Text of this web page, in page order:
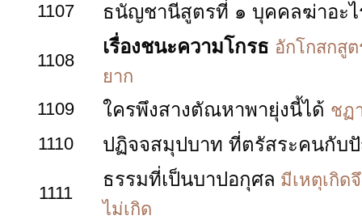
1107
ธนัญชานีสูตรที่ ๑ บุคคลฆ่าอะไ
1108
เรื่องชนะความโกรธ อักโกสกสู
ยาก
1109
ใครพึงสางตัณหาพายุ่งนี้ได้ ชฏ
1110
ปฏิจจสมุปบาท ที่ตรัสระคนกับ
1111
ธรรมที่เป็นบาปอกุศล มีเหตุเกิด
ไม่เกิด